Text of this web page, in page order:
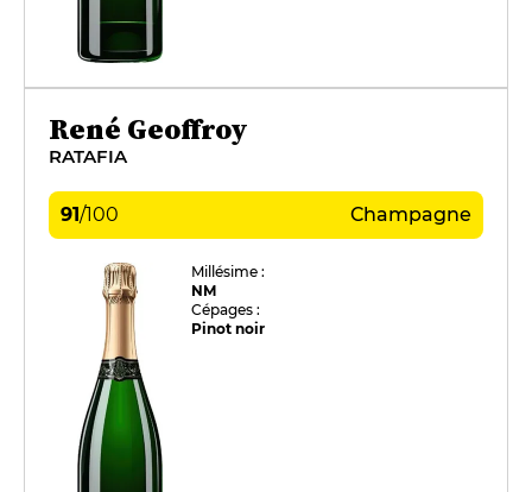
René Geoffroy
RATAFIA
91/100 Champagne
Millésime :
NM
Cépages :
Pinot noir